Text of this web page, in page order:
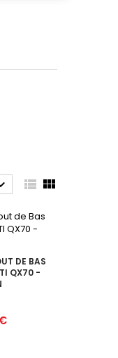
 
DE BAS
QX70 -